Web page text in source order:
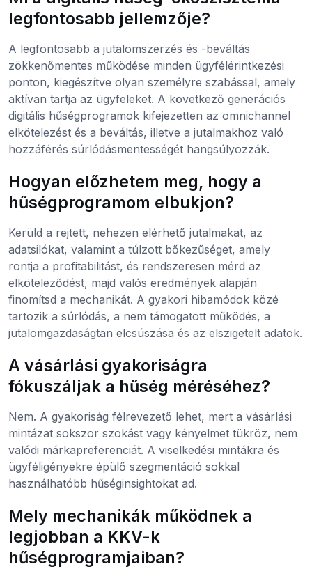
legfontosabb jellemzője?
A legfontosabb a jutalomszerzés és -beváltás
zökkenőmentes működése minden ügyfélérintkezési
ponton, kiegészítve olyan személyre szabással, amely
aktívan tartja az ügyfeleket. A következő generációs
digitális hűségprogramok kifejezetten az omnichannel
elkötelezést és a beváltás, illetve a jutalmakhoz való
hozzáférés súrlódásmentességét hangsúlyozzák.
Hogyan előzhetem meg, hogy a
hűségprogramom elbukjon?
Kerüld a rejtett, nehezen elérhető jutalmakat, az
adatsilókat, valamint a túlzott bőkezűséget, amely
rontja a profitabilitást, és rendszeresen mérd az
elköteleződést, majd valós eredmények alapján
finomítsd a mechanikát. A gyakori hibamódok közé
tartozik a súrlódás, a nem támogatott működés, a
jutalomgazdaságtan elcsúszása és az elszigetelt adatok.
A vásárlási gyakoriságra
fókuszáljak a hűség méréséhez?
Nem. A gyakoriság félrevezető lehet, mert a vásárlási
mintázat sokszor szokást vagy kényelmet tükröz, nem
valódi márkapreferenciát. A viselkedési mintákra és
ügyféligényekre épülő szegmentáció sokkal
használhatóbb hűséginsightokat ad.
Mely mechanikák működnek a
legjobban a KKV-k
hűségprogramjaiban?